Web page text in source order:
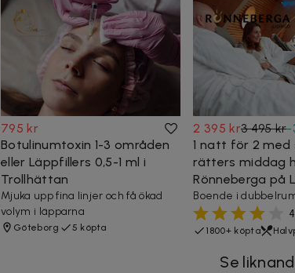
795 kr
Botulinumtoxin 1-3 områden
eller Läppfillers 0,5-1 ml i
Trollhättan
Mjuka upp fina linjer och få ökad
volym i läpparna
Göteborg 5 köpta
2 395 kr3 495 kr-
1 natt för 2 med
rätters middag
Rönneberga på
Boende i
1800+ köpta
Se